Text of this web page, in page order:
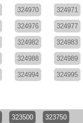
324970 324971
324976 324977
324982 324983
324988 324989
324994 324995
323500 323750